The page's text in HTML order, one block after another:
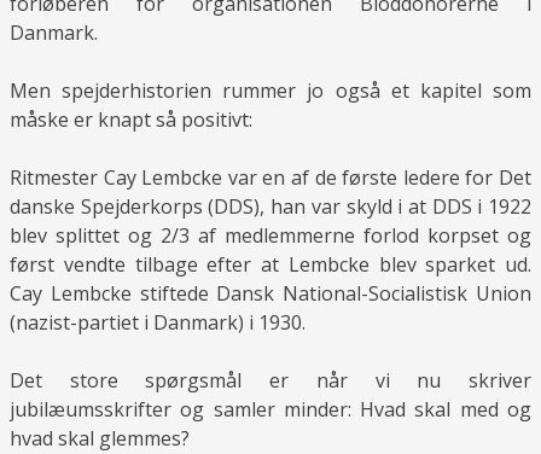
Danmark.
Men spejderhistorien rummer jo også et kapitel som
måske er knapt så positivt:
Ritmester Cay Lembcke var en af de første ledere for Det
danske Spejderkorps (DDS), han var skyld i at DDS i 1922
blev splittet og 2/3 af medlemmerne forlod korpset og
først vendte tilbage efter at Lembcke blev sparket ud.
Cay Lembcke stiftede Dansk National-Socialistisk Union
(nazist-partiet i Danmark) i 1930.
Det store spørgsmål er når vi nu skriver
jubilæumsskrifter og samler minder: Hvad skal med og
hvad skal glemmes?